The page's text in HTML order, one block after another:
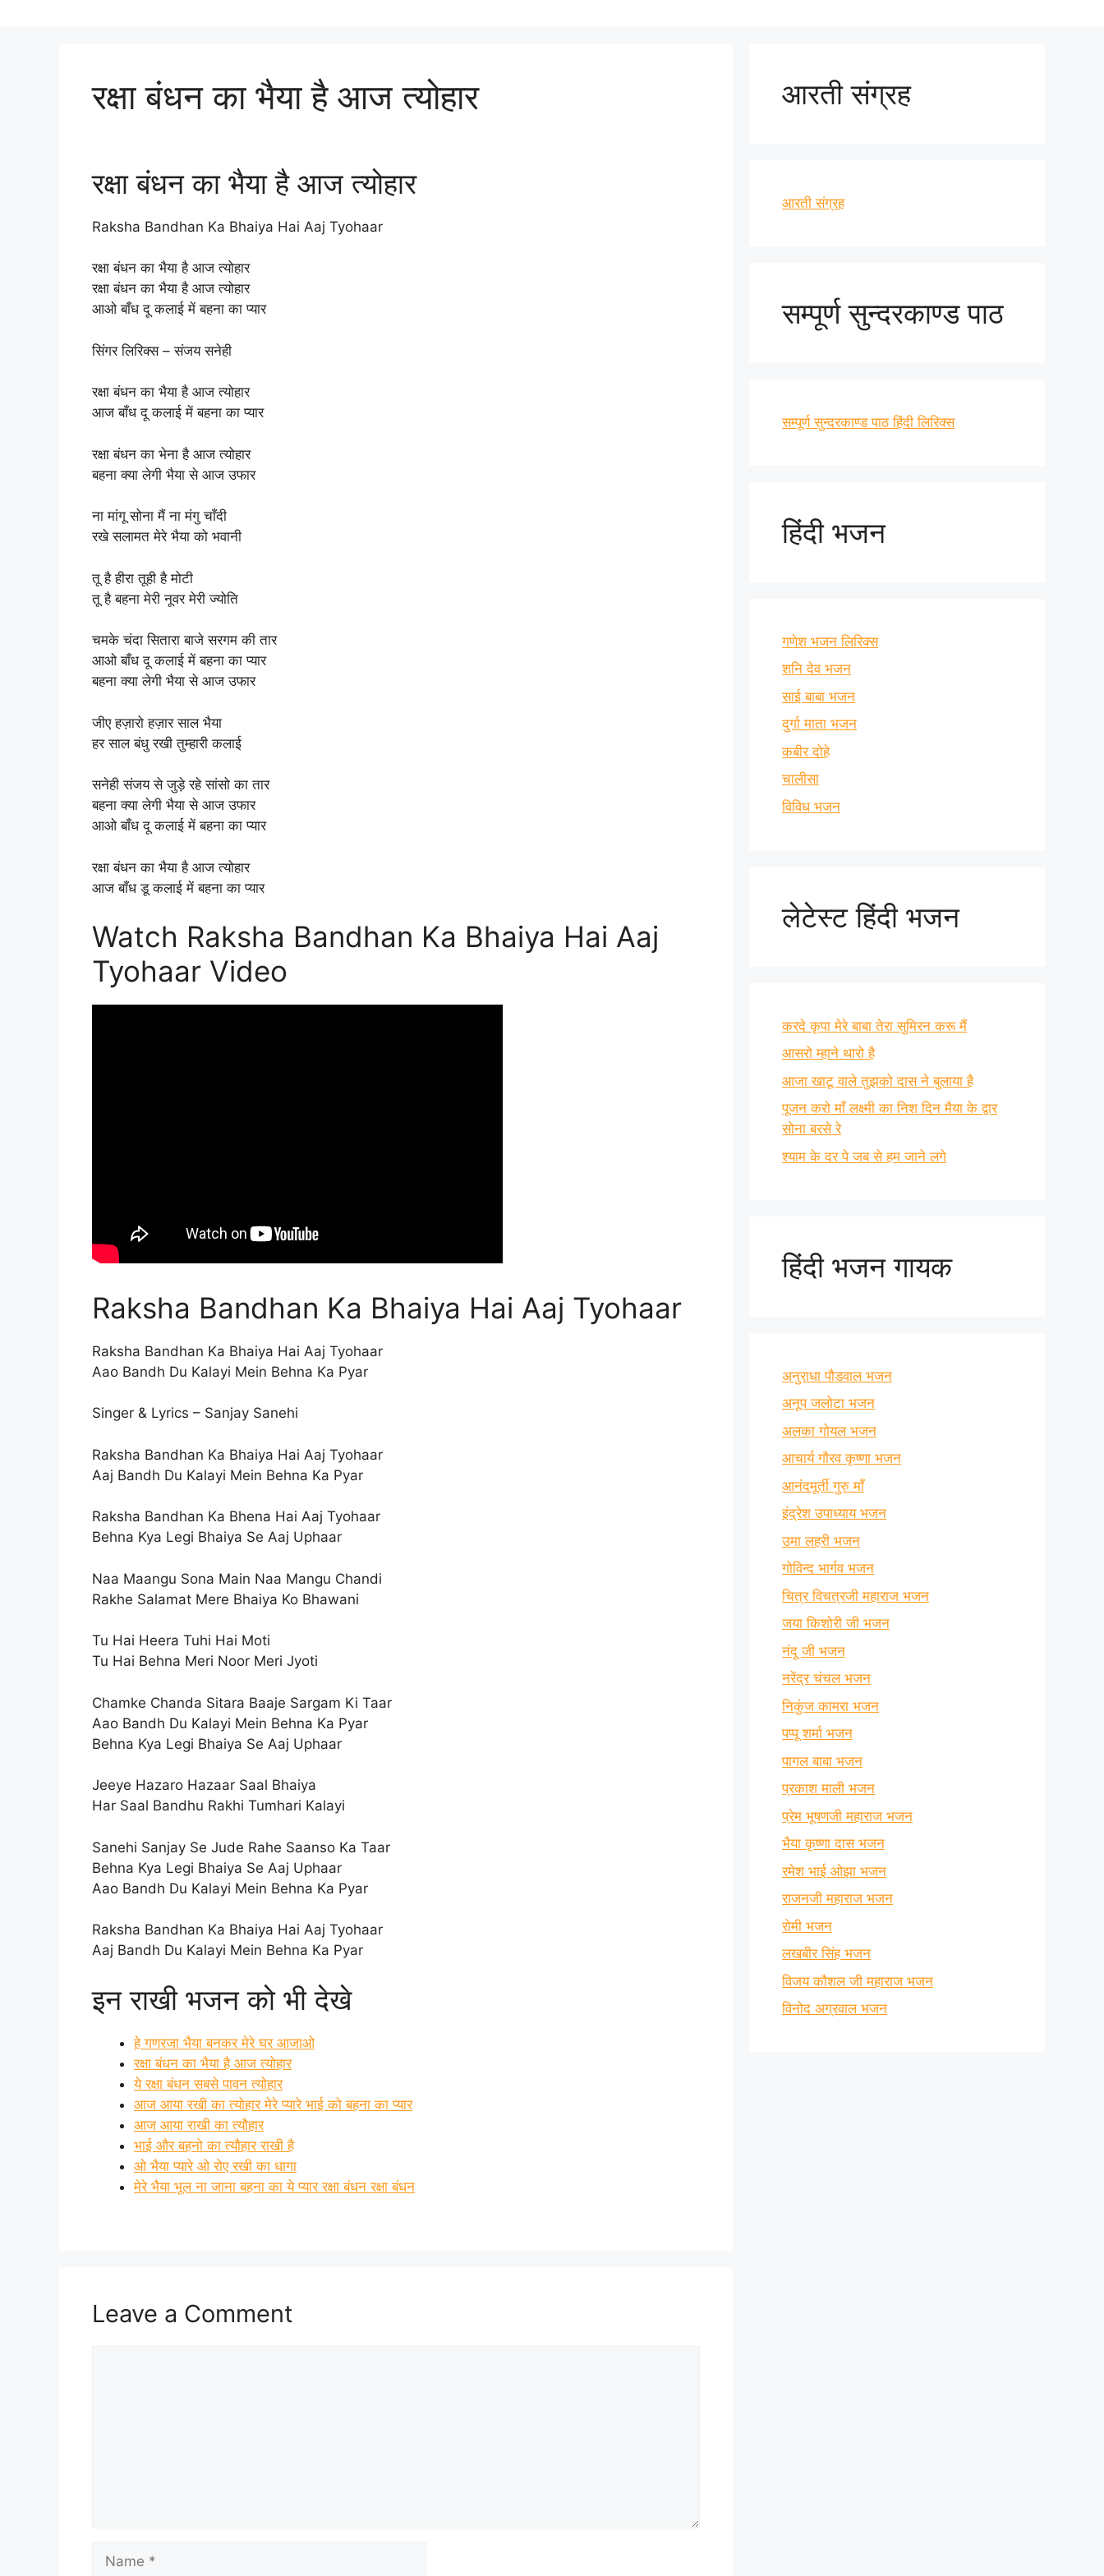
रक्षा बंधन का भैया है आज त्योहार
रक्षा बंधन का भैया है आज त्योहार
Raksha Bandhan Ka Bhaiya Hai Aaj Tyohaar
रक्षा बंधन का भैया है आज त्योहार
रक्षा बंधन का भैया है आज त्योहार
आओ बाँध दू कलाई में बहना का प्यार
सिंगर लिरिक्स – संजय सनेही
रक्षा बंधन का भैया है आज त्योहार
आज बाँध दू कलाई में बहना का प्यार
रक्षा बंधन का भेना है आज त्योहार
बहना क्या लेगी भैया से आज उफार
ना मांगू सोना मैं ना मंगु चाँदी
रखे सलामत मेरे भैया को भवानी
तू है हीरा तूही है मोटी
तू है बहना मेरी नूवर मेरी ज्योति
चमके चंदा सितारा बाजे सरगम की तार
आओ बाँध दू कलाई में बहना का प्यार
बहना क्या लेगी भैया से आज उफार
जीए हज़ारो हज़ार साल भैया
हर साल बंधु रखी तुम्हारी कलाई
सनेही संजय से जुड़े रहे सांसो का तार
बहना क्या लेगी भैया से आज उफार
आओ बाँध दू कलाई में बहना का प्यार
रक्षा बंधन का भैया है आज त्योहार
आज बाँध डू कलाई में बहना का प्यार
Watch Raksha Bandhan Ka Bhaiya Hai Aaj
Tyohaar Video
Raksha Bandhan Ka Bhaiya Hai Aaj Tyohaar
Raksha Bandhan Ka Bhaiya Hai Aaj Tyohaar
Aao Bandh Du Kalayi Mein Behna Ka Pyar
Singer & Lyrics – Sanjay Sanehi
Raksha Bandhan Ka Bhaiya Hai Aaj Tyohaar
Aaj Bandh Du Kalayi Mein Behna Ka Pyar
Raksha Bandhan Ka Bhena Hai Aaj Tyohaar
Behna Kya Legi Bhaiya Se Aaj Uphaar
Naa Maangu Sona Main Naa Mangu Chandi
Rakhe Salamat Mere Bhaiya Ko Bhawani
Tu Hai Heera Tuhi Hai Moti
Tu Hai Behna Meri Noor Meri Jyoti
Chamke Chanda Sitara Baaje Sargam Ki Taar
Aao Bandh Du Kalayi Mein Behna Ka Pyar
Behna Kya Legi Bhaiya Se Aaj Uphaar
Jeeye Hazaro Hazaar Saal Bhaiya
Har Saal Bandhu Rakhi Tumhari Kalayi
Sanehi Sanjay Se Jude Rahe Saanso Ka Taar
Behna Kya Legi Bhaiya Se Aaj Uphaar
Aao Bandh Du Kalayi Mein Behna Ka Pyar
Raksha Bandhan Ka Bhaiya Hai Aaj Tyohaar
Aaj Bandh Du Kalayi Mein Behna Ka Pyar
इन राखी भजन को भी देखे
हे गणरजा भैया बनकर मेरे घर आजाओ
रक्षा बंधन का भैया है आज त्योहार
ये रक्षा बंधन सबसे पावन त्योहार
आज आया रखी का त्योहार मेरे प्यारे भाई को बहना का प्यार
आज आया राखी का त्यौहार
भाई और बहनो का त्यौहार राखी है
ओ भैया प्यारे ओ रोए रखी का धागा
मेरे भैया भूल ना जाना बहना का ये प्यार रक्षा बंधन रक्षा बंधन
Leave a Comment
Name
आरती संग्रह
आरती संग्रह
सम्पूर्ण सुन्दरकाण्ड पाठ
सम्पूर्ण सुन्दरकाण्ड पाठ हिंदी लिरिक्स
हिंदी भजन
गणेश भजन लिरिक्स
शनि देव भजन
साई बाबा भजन
दुर्गा माता भजन
कबीर दोहे
चालीसा
विविध भजन
लेटेस्ट हिंदी भजन
करदे कृपा मेरे बाबा तेरा सुमिरन करू मैं
आसरो म्हाने थारो है
आजा खाटू वाले तुझको दास ने बुलाया है
पूजन करो माँ लक्ष्मी का निश दिन मैया के द्वार
सोना बरसे रे
श्याम के दर पे जब से हम जाने लगे
हिंदी भजन गायक
अनुराधा पौडवाल भजन
अनूप जलोटा भजन
अलका गोयल भजन
आचार्य गौरव कृष्णा भजन
आनंदमूर्ती गुरु माँ
इंद्रेश उपाध्याय भजन
उमा लहरी भजन
गोविन्द भार्गव भजन
चित्र विचत्रजी महाराज भजन
जया किशोरी जी भजन
नंदू जी भजन
नरेंद्र चंचल भजन
निकुंज कामरा भजन
पप्पू शर्मा भजन
पागल बाबा भजन
प्रकाश माली भजन
प्रेम भूषणजी महाराज भजन
भैया कृष्णा दास भजन
रमेश भाई ओझा भजन
राजनजी महाराज भजन
रोमी भजन
लखबीर सिंह भजन
विजय कौशल जी महाराज भजन
विनोद अग्रवाल भजन